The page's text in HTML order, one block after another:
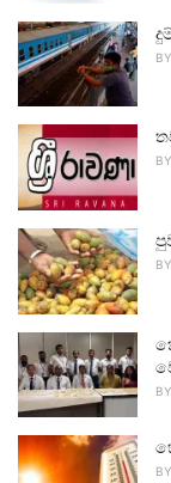
BY
BY
BY
BY
BY